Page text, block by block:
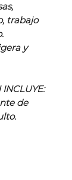
trabajo
y
INCLUYE:
de